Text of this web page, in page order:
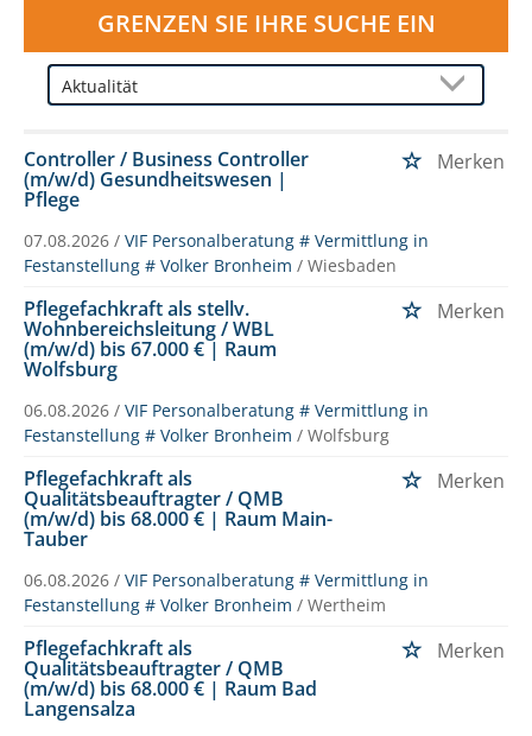
GRENZEN SIE IHRE SUCHE EIN
Controller / Business Controller
(m/w/d) Gesundheitswesen |
Pflege
Merken
07.08.2026 / VIF Personalberatung # Vermittlung in
Festanstellung # Volker Bronheim / Wiesbaden
Pflegefachkraft als stellv.
Wohnbereichsleitung / WBL
(m/w/d) bis 67.000 € | Raum
Wolfsburg
Merken
06.08.2026 / VIF Personalberatung # Vermittlung in
Festanstellung # Volker Bronheim / Wolfsburg
Pflegefachkraft als
Qualitätsbeauftragter / QMB
(m/w/d) bis 68.000 € | Raum Main-
Tauber
Merken
06.08.2026 / VIF Personalberatung # Vermittlung in
Festanstellung # Volker Bronheim / Wertheim
Pflegefachkraft als
Qualitätsbeauftragter / QMB
(m/w/d) bis 68.000 € | Raum Bad
Langensalza
Merken